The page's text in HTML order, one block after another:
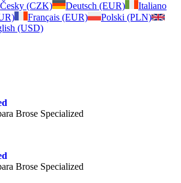
Česky (CZK) Deutsch (EUR)
Italiano
Français (EUR)
Polski (PLN)
(USD)
Brose Specialized
Brose Specialized